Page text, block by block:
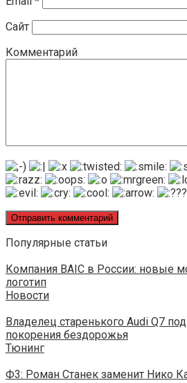
Сайт
Комментарий
Популярные статьи
Компания BAIC в России: новые
логотип
Новости
Владелец старенького Audi Q7
покорения бездорожья
Тюнинг
Ф3: Роман Станек заменит Нико